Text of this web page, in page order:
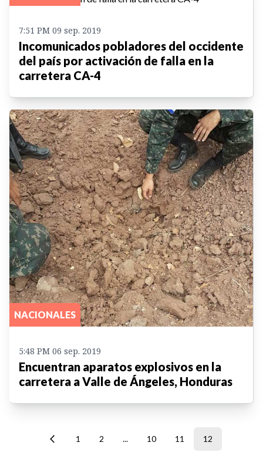
7:51 PM 09 sep. 2019
Incomunicados pobladores del occidente
del país por activación de falla en la
carretera CA-4
NACIONALES
5:48 PM 06 sep. 2019
Encuentran aparatos explosivos en la
carretera a Valle de Ángeles, Honduras
1 2 ... 10 11 12